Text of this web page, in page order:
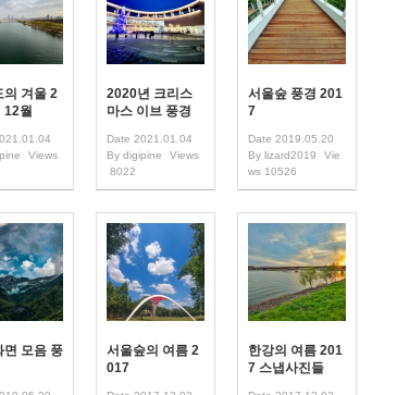
의 겨울 2
12월
Views
2020년 크리스
마스 이브 풍경
Date 2021.01.04
By digipine
Views
8022
서울숲 풍경 201
7
Date 2019.05.20
By lizard2019
Vie
ws 10526
면 모음 풍
서울숲의 여름 2
017
한강의 여름 201
7 스냅사진들